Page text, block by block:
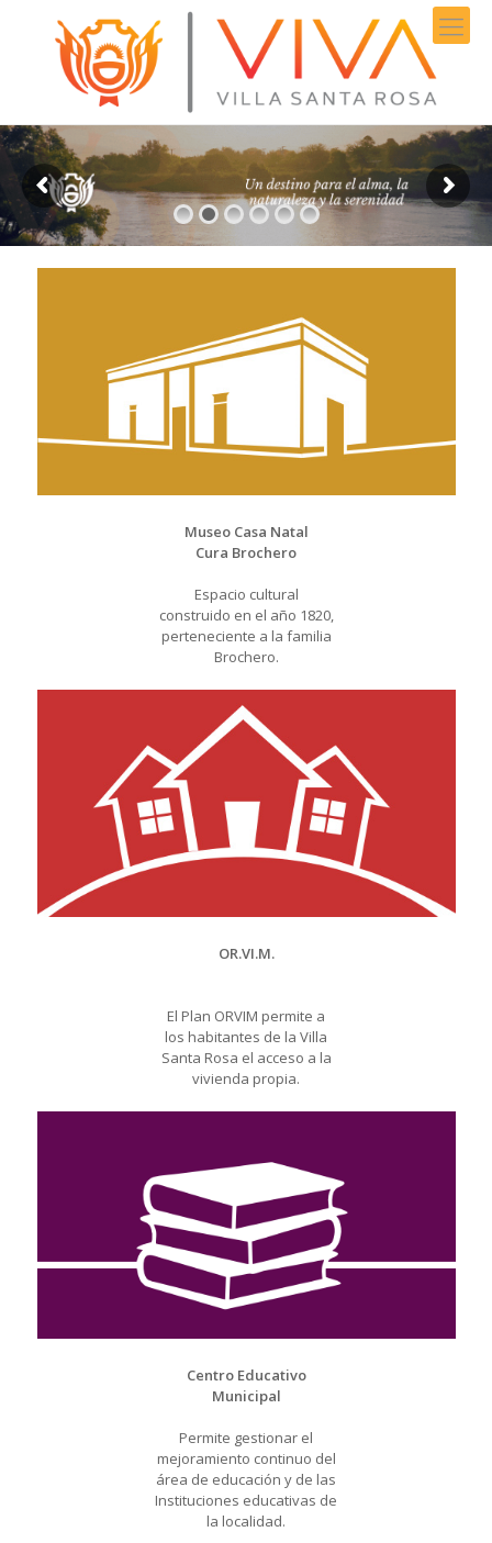
Museo Casa Natal
Cura Brochero
Espacio cultural
construido en el año 1820,
perteneciente a la familia
Brochero.
OR.VI.M.
El Plan ORVIM permite a
los habitantes de la Villa
Santa Rosa el acceso a la
vivienda propia.
Centro Educativo
Municipal
Permite gestionar el
mejoramiento continuo del
área de educación y de las
Instituciones educativas de
la localidad.